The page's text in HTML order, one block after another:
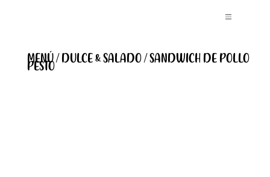
MENÚ / DULCE & SALADO / SANDWICH DE POLLO
PESTO